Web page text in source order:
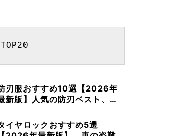
刃服おすすめ10選【2026年
新版】人気の防刃ベスト、最
イヤロックおすすめ5選